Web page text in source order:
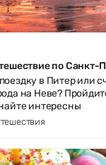
по Санкт-
в Питер или
на Неве?
интересны